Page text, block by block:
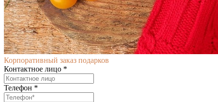
Корпоративный заказ подарков
Контактное лицо *
Телефон *